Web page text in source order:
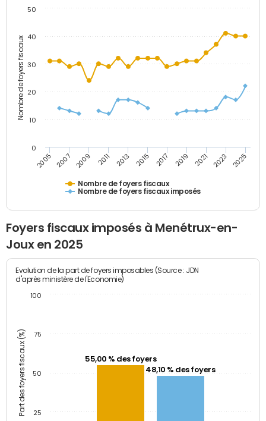
Nombre de foyers fiscaux
Nombre de foyers fiscaux
Nombre de foyers fiscaux imposés
2005 2007 2009 2011 2013 2015 2017 2019 2021 2023 2025
0
10
20
30
40
50
Foyers fiscaux imposés à Menétrux-en-
Joux en 2025
Part des foyers fiscaux (%)
Evolution de la part de foyers imposables (Source : JDN
d'après ministère de l'Economie)
55,00 % des foyers
48,10 % des foyers
25
50
75
100